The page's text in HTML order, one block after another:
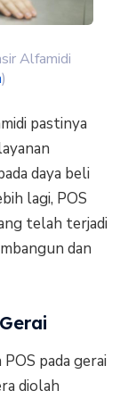
Alfamidi
)
pastinya
daya beli
lagi, POS
telah terjadi
dan
pada gerai
diolah